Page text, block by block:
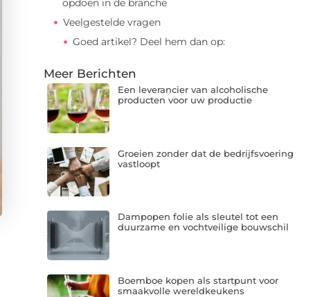
opdoen in de branche
Veelgestelde vragen
Goed artikel? Deel hem dan op:
Meer Berichten
Een leverancier van alcoholische
producten voor uw productie
Groeien zonder dat de bedrijfsvoering
vastloopt
Dampopen folie als sleutel tot een
duurzame en vochtveilige bouwschil
Boemboe kopen als startpunt voor
smaakvolle wereldkeukens